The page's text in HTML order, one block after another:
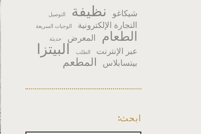
شيكاغو نظيفة التوصيل
التجارة الإلكترونية الوجبات السريعة
الطعام المعرض حديثة
عبر الإنترنت الطلب البيتزا
بيتسابلاس المطعم
ابحث: